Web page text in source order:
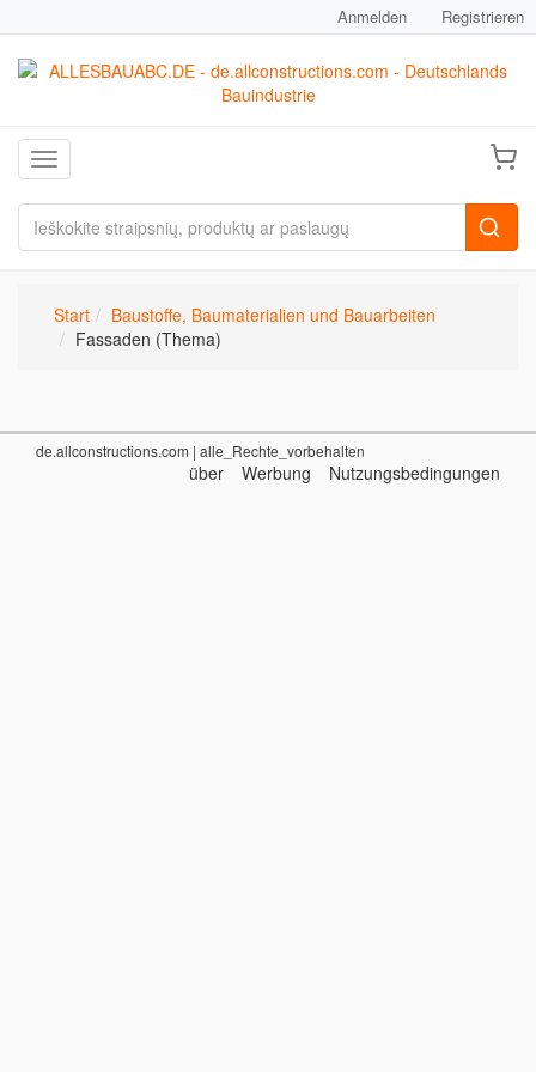
Anmelden Registrieren
Toggle navigation
Start
Baustoffe, Baumaterialien und Bauarbeiten
Fassaden (Thema)
de.allconstructions.com | alle_Rechte_vorbehalten
über Werbung Nutzungsbedingungen